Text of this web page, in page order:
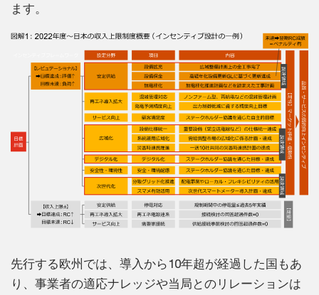
ます。
先行する欧州では、導入から10年超が経過した国もあ
り、事業者の適応ナレッジや当局とのリレーションは